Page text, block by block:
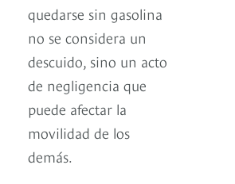
quedarse sin gasolina
no se considera un
descuido, sino un acto
de negligencia que
puede afectar la
movilidad de los
demás.